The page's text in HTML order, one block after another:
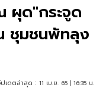
ผุด"กระจูด
ชุมชนพัทลุง
เดตล่าสุด : 11 เม.ย. 65 | 16:35 น.